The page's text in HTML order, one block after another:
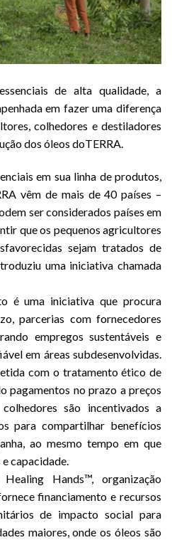
de alta qualidade, a
em fazer uma diferença
colhedores e destiladores
dos óleos doTERRA.
em sua linha de produtos,
vêm de mais de 40 países –
ser considerados países em
que os pequenos agricultores
sejam tratados de
uma iniciativa chamada
é uma iniciativa que procura
parcerias com fornecedores
empregos sustentáveis e
em áreas subdesenvolvidas.
com o tratamento ético de
pagamentos no prazo a preços
são incentivados a
para compartilhar benefícios
ao mesmo tempo em que
capacidade.
Hands™, organização
financiamento e recursos
de impacto social para
maiores, onde os óleos são